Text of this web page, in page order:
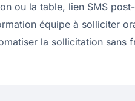
ou la table, lien SMS
équipe à solliciter
la sollicitation sans